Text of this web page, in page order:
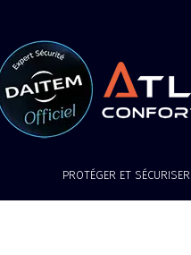
PROTÉGER ET SÉCURISER